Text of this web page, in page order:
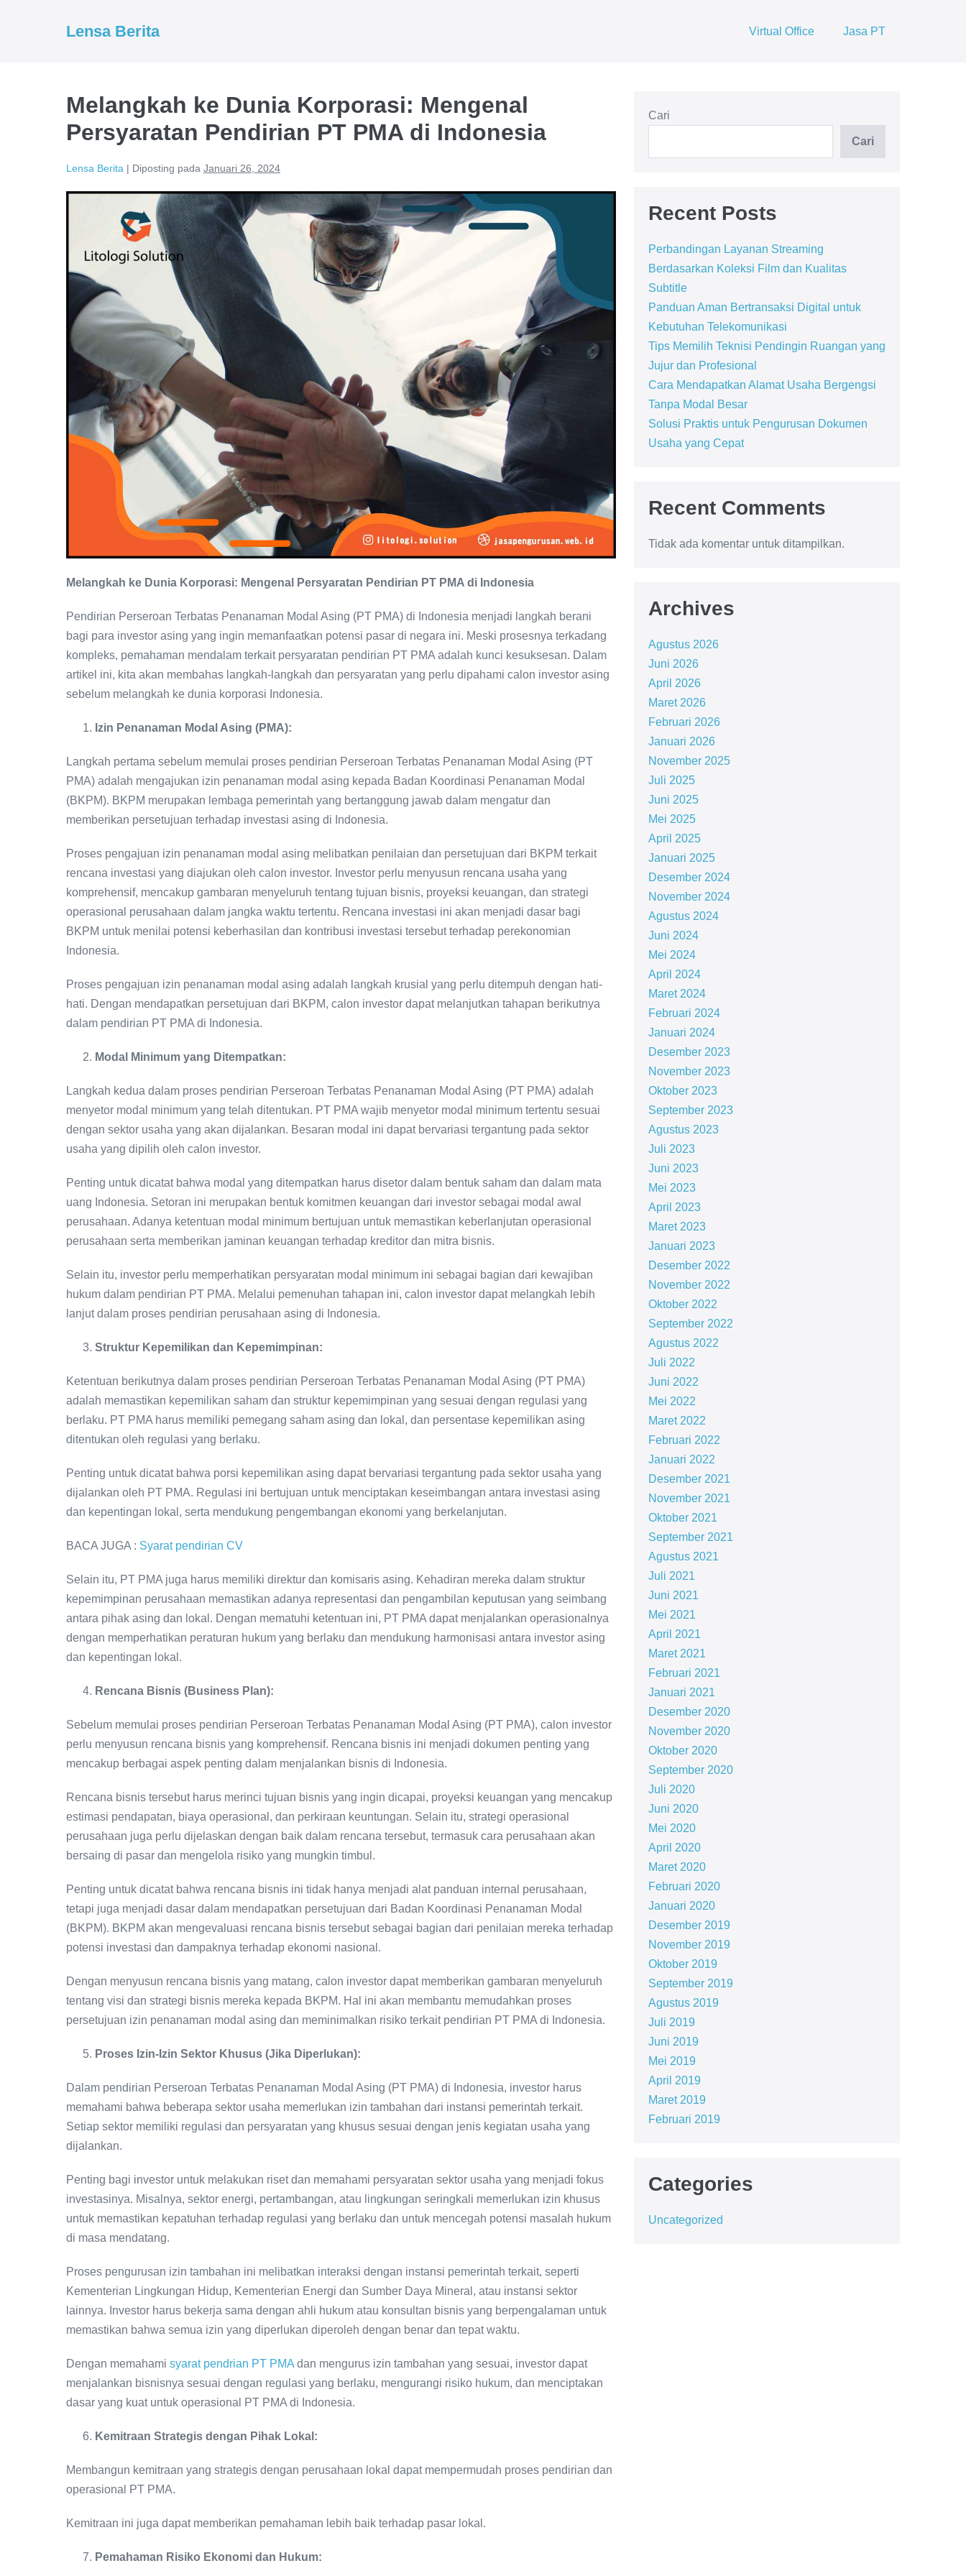
Lensa Berita Virtual Office Jasa PT
Melangkah ke Dunia Korporasi: Mengenal
Persyaratan Pendirian PT PMA di Indonesia
Lensa Berita | Diposting pada Januari 26, 2024
Melangkah ke Dunia Korporasi: Mengenal Persyaratan Pendirian PT PMA di Indonesia
Pendirian Perseroan Terbatas Penanaman Modal Asing (PT PMA) di Indonesia menjadi langkah berani
bagi para investor asing yang ingin memanfaatkan potensi pasar di negara ini. Meski prosesnya terkadang
kompleks, pemahaman mendalam terkait persyaratan pendirian PT PMA adalah kunci kesuksesan. Dalam
artikel ini, kita akan membahas langkah-langkah dan persyaratan yang perlu dipahami calon investor asing
sebelum melangkah ke dunia korporasi Indonesia.
Izin Penanaman Modal Asing (PMA):
Langkah pertama sebelum memulai proses pendirian Perseroan Terbatas Penanaman Modal Asing (PT
PMA) adalah mengajukan izin penanaman modal asing kepada Badan Koordinasi Penanaman Modal
(BKPM). BKPM merupakan lembaga pemerintah yang bertanggung jawab dalam mengatur dan
memberikan persetujuan terhadap investasi asing di Indonesia.
Proses pengajuan izin penanaman modal asing melibatkan penilaian dan persetujuan dari BKPM terkait
rencana investasi yang diajukan oleh calon investor. Investor perlu menyusun rencana usaha yang
komprehensif, mencakup gambaran menyeluruh tentang tujuan bisnis, proyeksi keuangan, dan strategi
operasional perusahaan dalam jangka waktu tertentu. Rencana investasi ini akan menjadi dasar bagi
BKPM untuk menilai potensi keberhasilan dan kontribusi investasi tersebut terhadap perekonomian
Indonesia.
Proses pengajuan izin penanaman modal asing adalah langkah krusial yang perlu ditempuh dengan hati-
hati. Dengan mendapatkan persetujuan dari BKPM, calon investor dapat melanjutkan tahapan berikutnya
dalam pendirian PT PMA di Indonesia.
Modal Minimum yang Ditempatkan:
Langkah kedua dalam proses pendirian Perseroan Terbatas Penanaman Modal Asing (PT PMA) adalah
menyetor modal minimum yang telah ditentukan. PT PMA wajib menyetor modal minimum tertentu sesuai
dengan sektor usaha yang akan dijalankan. Besaran modal ini dapat bervariasi tergantung pada sektor
usaha yang dipilih oleh calon investor.
Penting untuk dicatat bahwa modal yang ditempatkan harus disetor dalam bentuk saham dan dalam mata
uang Indonesia. Setoran ini merupakan bentuk komitmen keuangan dari investor sebagai modal awal
perusahaan. Adanya ketentuan modal minimum bertujuan untuk memastikan keberlanjutan operasional
perusahaan serta memberikan jaminan keuangan terhadap kreditor dan mitra bisnis.
Selain itu, investor perlu memperhatikan persyaratan modal minimum ini sebagai bagian dari kewajiban
hukum dalam pendirian PT PMA. Melalui pemenuhan tahapan ini, calon investor dapat melangkah lebih
lanjut dalam proses pendirian perusahaan asing di Indonesia.
Struktur Kepemilikan dan Kepemimpinan:
Ketentuan berikutnya dalam proses pendirian Perseroan Terbatas Penanaman Modal Asing (PT PMA)
adalah memastikan kepemilikan saham dan struktur kepemimpinan yang sesuai dengan regulasi yang
berlaku. PT PMA harus memiliki pemegang saham asing dan lokal, dan persentase kepemilikan asing
ditentukan oleh regulasi yang berlaku.
Penting untuk dicatat bahwa porsi kepemilikan asing dapat bervariasi tergantung pada sektor usaha yang
dijalankan oleh PT PMA. Regulasi ini bertujuan untuk menciptakan keseimbangan antara investasi asing
dan kepentingan lokal, serta mendukung pengembangan ekonomi yang berkelanjutan.
BACA JUGA : Syarat pendirian CV
Selain itu, PT PMA juga harus memiliki direktur dan komisaris asing. Kehadiran mereka dalam struktur
kepemimpinan perusahaan memastikan adanya representasi dan pengambilan keputusan yang seimbang
antara pihak asing dan lokal. Dengan mematuhi ketentuan ini, PT PMA dapat menjalankan operasionalnya
dengan memperhatikan peraturan hukum yang berlaku dan mendukung harmonisasi antara investor asing
dan kepentingan lokal.
Rencana Bisnis (Business Plan):
Sebelum memulai proses pendirian Perseroan Terbatas Penanaman Modal Asing (PT PMA), calon investor
perlu menyusun rencana bisnis yang komprehensif. Rencana bisnis ini menjadi dokumen penting yang
mencakup berbagai aspek penting dalam menjalankan bisnis di Indonesia.
Rencana bisnis tersebut harus merinci tujuan bisnis yang ingin dicapai, proyeksi keuangan yang mencakup
estimasi pendapatan, biaya operasional, dan perkiraan keuntungan. Selain itu, strategi operasional
perusahaan juga perlu dijelaskan dengan baik dalam rencana tersebut, termasuk cara perusahaan akan
bersaing di pasar dan mengelola risiko yang mungkin timbul.
Penting untuk dicatat bahwa rencana bisnis ini tidak hanya menjadi alat panduan internal perusahaan,
tetapi juga menjadi dasar dalam mendapatkan persetujuan dari Badan Koordinasi Penanaman Modal
(BKPM). BKPM akan mengevaluasi rencana bisnis tersebut sebagai bagian dari penilaian mereka terhadap
potensi investasi dan dampaknya terhadap ekonomi nasional.
Dengan menyusun rencana bisnis yang matang, calon investor dapat memberikan gambaran menyeluruh
tentang visi dan strategi bisnis mereka kepada BKPM. Hal ini akan membantu memudahkan proses
persetujuan izin penanaman modal asing dan meminimalkan risiko terkait pendirian PT PMA di Indonesia.
Proses Izin-Izin Sektor Khusus (Jika Diperlukan):
Dalam pendirian Perseroan Terbatas Penanaman Modal Asing (PT PMA) di Indonesia, investor harus
memahami bahwa beberapa sektor usaha memerlukan izin tambahan dari instansi pemerintah terkait.
Setiap sektor memiliki regulasi dan persyaratan yang khusus sesuai dengan jenis kegiatan usaha yang
dijalankan.
Penting bagi investor untuk melakukan riset dan memahami persyaratan sektor usaha yang menjadi fokus
investasinya. Misalnya, sektor energi, pertambangan, atau lingkungan seringkali memerlukan izin khusus
untuk memastikan kepatuhan terhadap regulasi yang berlaku dan untuk mencegah potensi masalah hukum
di masa mendatang.
Proses pengurusan izin tambahan ini melibatkan interaksi dengan instansi pemerintah terkait, seperti
Kementerian Lingkungan Hidup, Kementerian Energi dan Sumber Daya Mineral, atau instansi sektor
lainnya. Investor harus bekerja sama dengan ahli hukum atau konsultan bisnis yang berpengalaman untuk
memastikan bahwa semua izin yang diperlukan diperoleh dengan benar dan tepat waktu.
Dengan memahami syarat pendrian PT PMA dan mengurus izin tambahan yang sesuai, investor dapat
menjalankan bisnisnya sesuai dengan regulasi yang berlaku, mengurangi risiko hukum, dan menciptakan
dasar yang kuat untuk operasional PT PMA di Indonesia.
Kemitraan Strategis dengan Pihak Lokal:
Membangun kemitraan yang strategis dengan perusahaan lokal dapat mempermudah proses pendirian dan
operasional PT PMA.
Kemitraan ini juga dapat memberikan pemahaman lebih baik terhadap pasar lokal.
Pemahaman Risiko Ekonomi dan Hukum:
Cari
Cari
Recent Posts
Perbandingan Layanan Streaming
Berdasarkan Koleksi Film dan Kualitas
Subtitle
Panduan Aman Bertransaksi Digital untuk
Kebutuhan Telekomunikasi
Tips Memilih Teknisi Pendingin Ruangan yang
Jujur dan Profesional
Cara Mendapatkan Alamat Usaha Bergengsi
Tanpa Modal Besar
Solusi Praktis untuk Pengurusan Dokumen
Usaha yang Cepat
Recent Comments
Tidak ada komentar untuk ditampilkan.
Archives
Agustus 2026
Juni 2026
April 2026
Maret 2026
Februari 2026
Januari 2026
November 2025
Juli 2025
Juni 2025
Mei 2025
April 2025
Januari 2025
Desember 2024
November 2024
Agustus 2024
Juni 2024
Mei 2024
April 2024
Maret 2024
Februari 2024
Januari 2024
Desember 2023
November 2023
Oktober 2023
September 2023
Agustus 2023
Juli 2023
Juni 2023
Mei 2023
April 2023
Maret 2023
Januari 2023
Desember 2022
November 2022
Oktober 2022
September 2022
Agustus 2022
Juli 2022
Juni 2022
Mei 2022
Maret 2022
Februari 2022
Januari 2022
Desember 2021
November 2021
Oktober 2021
September 2021
Agustus 2021
Juli 2021
Juni 2021
Mei 2021
April 2021
Maret 2021
Februari 2021
Januari 2021
Desember 2020
November 2020
Oktober 2020
September 2020
Juli 2020
Juni 2020
Mei 2020
April 2020
Maret 2020
Februari 2020
Januari 2020
Desember 2019
November 2019
Oktober 2019
September 2019
Agustus 2019
Juli 2019
Juni 2019
Mei 2019
April 2019
Maret 2019
Februari 2019
Categories
Uncategorized